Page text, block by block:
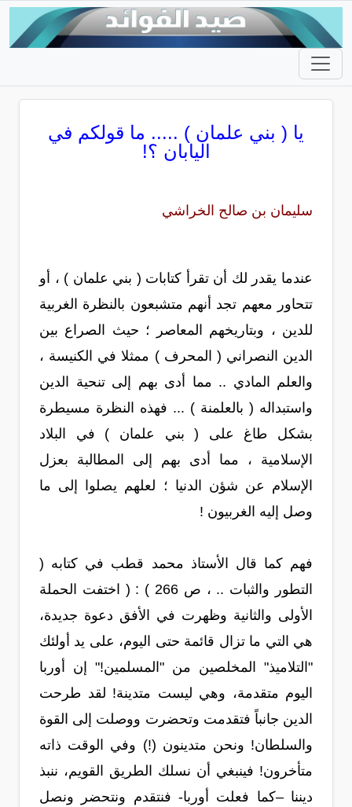
يا ( بني علمان ) ..... ما قولكم في
اليابان ؟!
سليمان بن صالح الخراشي
عندما يقدر لك أن تقرأ كتابات ( بني علمان ) ، أو
تتحاور معهم تجد أنهم متشبعون بالنظرة الغربية
للدين ، وبتاريخهم المعاصر ؛ حيث الصراع بين
الدين النصراني ( المحرف ) ممثلا في الكنيسة ،
والعلم المادي .. مما أدى بهم إلى تنحية الدين
واستبداله ( بالعلمنة ) ... فهذه النظرة مسيطرة
بشكل طاغ على ( بني علمان ) في البلاد
الإسلامية ، مما أدى بهم إلى المطالبة بعزل
الإسلام عن شؤن الدنيا ؛ لعلهم يصلوا إلى ما
وصل إليه الغربيون !
فهم كما قال الأستاذ محمد قطب في كتابه (
التطور والثبات .. ، ص 266 ) : ( اختفت الحملة
الأولى والثانية وظهرت في الأفق دعوة جديدة،
هي التي ما تزال قائمة حتى اليوم، على يد أولئك
"التلاميذ" المخلصين من "المسلمين!" إن أوربا
اليوم متقدمة، وهي ليست متدينة! لقد طرحت
الدين جانباً فتقدمت وتحضرت ووصلت إلى القوة
والسلطان! ونحن متدينون (!) وفي الوقت ذاته
متأخرون! فينبغي أن نسلك الطريق القويم، ننبذ
ديننا –كما فعلت أوربا- فنتقدم ونتحضر ونصل